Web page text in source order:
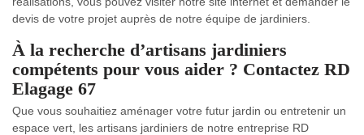
devis de votre projet auprès de notre équipe de jardiniers.
À la recherche d’artisans jardiniers
compétents pour vous aider ? Contactez RD
Elagage 67
Que vous souhaitiez aménager votre futur jardin ou entretenir un
espace vert, les artisans jardiniers de notre entreprise RD